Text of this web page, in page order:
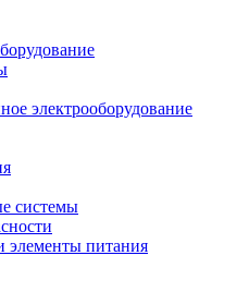
электрооборудование
системы
элементы питания